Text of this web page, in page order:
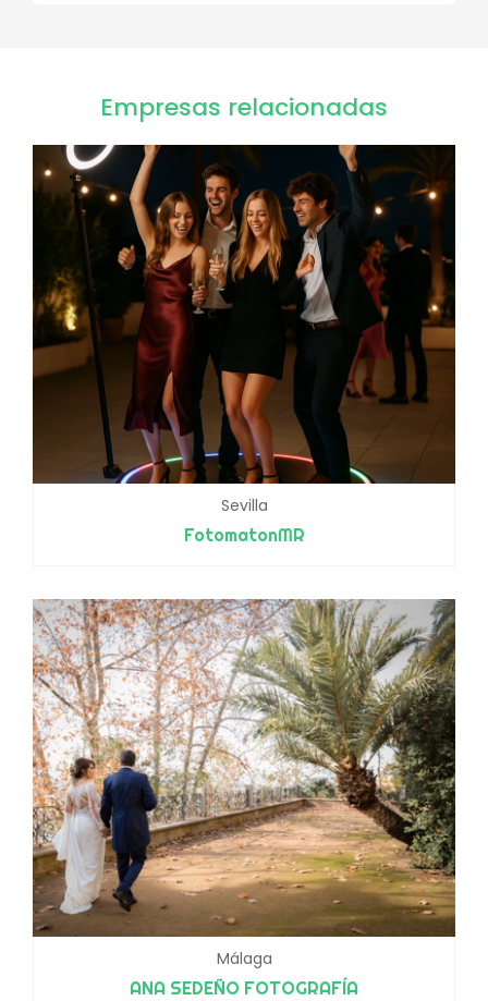
Empresas relacionadas
Sevilla
FotomatonMR
Málaga
ANA SEDEÑO FOTOGRAFÍA